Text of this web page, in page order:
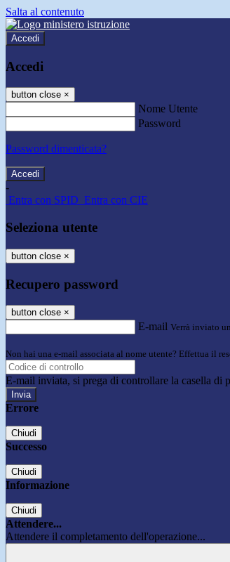
Salta al contenuto
Accedi
Accedi
button close ×
Nome Utente
Password
Password dimenticata?
-
Entra con SPID Entra con CIE
Seleziona utente
button close ×
Recupero password
button close ×
E-mail Verrà inviato
Non hai una e-mail associata al nome utente? Effettua il
E-mail inviata, si prega di controllare la casella di
Errore
Chiudi
Successo
Chiudi
Informazione
Chiudi
Attendere...
Attendere il completamento dell'operazione...